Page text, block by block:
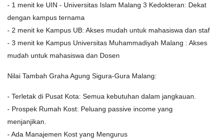
- 1 menit ke UIN - Universitas Islam Malang 3 Kedokteran: Dekat
dengan kampus ternama
- 2 menit ke Kampus UB: Akses mudah untuk mahasiswa dan staf
- 3 menit ke Kampus Universitas Muhammadiyah Malang : Akses
mudah untuk mahasiswa dan Dosen
Nilai Tambah Graha Agung Sigura-Gura Malang:
- Terletak di Pusat Kota: Semua kebutuhan dalam jangkauan.
- Prospek Rumah Kost: Peluang passive income yang
menjanjikan.
- Ada Manajemen Kost yang Mengurus